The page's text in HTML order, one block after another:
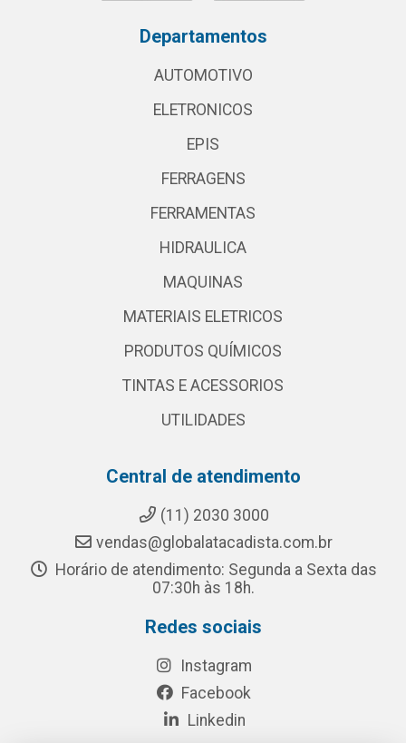
Departamentos
AUTOMOTIVO
ELETRONICOS
EPIS
FERRAGENS
FERRAMENTAS
HIDRAULICA
MAQUINAS
MATERIAIS ELETRICOS
PRODUTOS QUÍMICOS
TINTAS E ACESSORIOS
UTILIDADES
Central de atendimento
(11) 2030 3000
vendas@globalatacadista.com.br
Horário de atendimento: Segunda a Sexta das
07:30h às 18h.
Redes sociais
Instagram
Facebook
Linkedin